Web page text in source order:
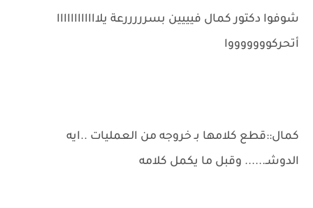
شوفوا دكتور كمال فيييين بسرررررعة يلاااااااااااا
أتحركوووووووا
كمال::قطع كلامها بـ خروجه من العمليات ..ايه
الدوشـ...... وقبل ما يكمل كلامه